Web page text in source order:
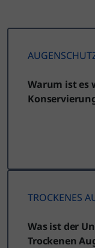
Warum ist es
TROCKENES
Was ist der
Trockenen